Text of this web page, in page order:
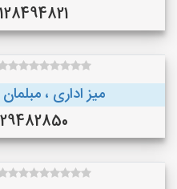
09128494821
میز اداری ،
09129482850